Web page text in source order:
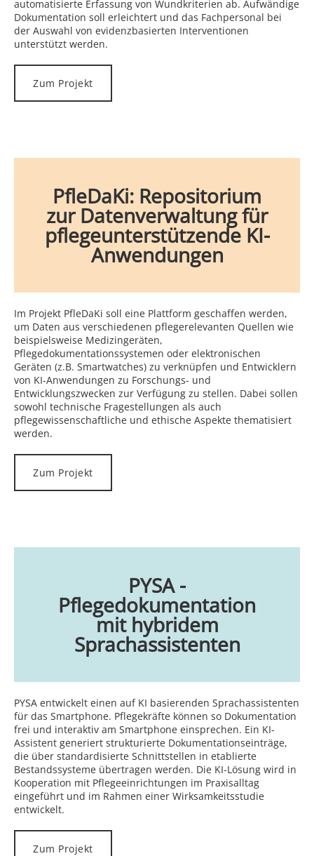
automatisierte Erfassung von Wundkriterien ab. Aufwändige
Dokumentation soll erleichtert und das Fachpersonal bei
der Auswahl von evidenzbasierten Interventionen
unterstützt werden.
Zum Projekt
PfleDaKi: Repositorium
zur Datenverwaltung für
pflegeunterstützende KI-
Anwendungen
Im Projekt PfleDaKi soll eine Plattform geschaffen werden,
um Daten aus verschiedenen pflegerelevanten Quellen wie
beispielsweise Medizingeräten,
Pflegedokumentationssystemen oder elektronischen
Geräten (z.B. Smartwatches) zu verknüpfen und Entwicklern
von KI-Anwendungen zu Forschungs- und
Entwicklungszwecken zur Verfügung zu stellen. Dabei sollen
sowohl technische Fragestellungen als auch
pflegewissenschaftliche und ethische Aspekte thematisiert
werden.
Zum Projekt
PYSA -
Pflegedokumentation
mit hybridem
Sprachassistenten
PYSA entwickelt einen auf KI basierenden Sprachassistenten
für das Smartphone. Pflegekräfte können so Dokumentation
frei und interaktiv am Smartphone einsprechen. Ein KI-
Assistent generiert strukturierte Dokumentationseinträge,
die über standardisierte Schnittstellen in etablierte
Bestandssysteme übertragen werden. Die KI-Lösung wird in
Kooperation mit Pflegeeinrichtungen im Praxisalltag
eingeführt und im Rahmen einer Wirksamkeitsstudie
entwickelt.
Zum Projekt